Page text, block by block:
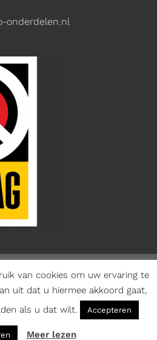
onderdelen.nl
- Onderdeel Munsterhuis
Groep
| Privacybeleid
van cookies om uw ervaring te
uit dat u hiermee akkoord gaat,
als u dat wilt.
Accepteren
Meer lezen